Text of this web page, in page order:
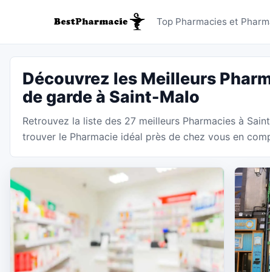
Top Pharmacies et
Découvrez les Meilleurs
de garde à Saint-Malo
Retrouvez la liste des 27 meilleurs Pharmacies à
trouver le Pharmacie idéal près de chez vous en